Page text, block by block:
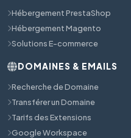
Hébergement PrestaShop
Hébergement Magento
Solutions E-commerce
DOMAINES & EMAILS
Recherche de Domaine
Transférer un Domaine
Tarifs des Extensions
Google Workspace